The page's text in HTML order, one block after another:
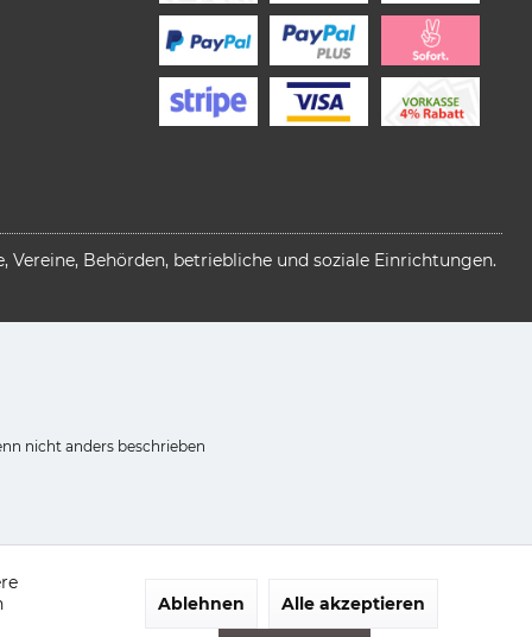
Behörden, betriebliche und soziale Einrichtungen.
nicht anders beschrieben
Ablehnen Alle akzeptieren